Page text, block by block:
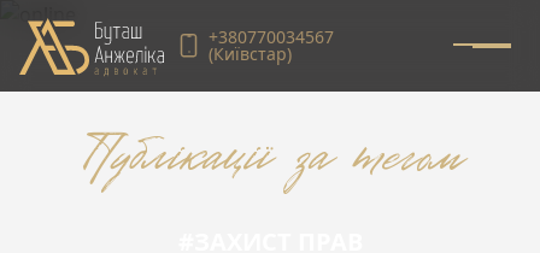
+380770034567
(Київстар)
Публікації за тегом